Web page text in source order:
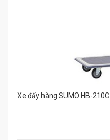
Xe đẩy hàng SUMO HB-210C